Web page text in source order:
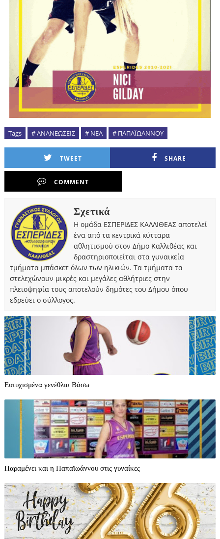
Tags # ΑΝΑΝΕΩΣΕΙΣ # ΝΕΑ # ΠΑΠΑΪΩΑΝΝΟΥ
TWEET SHARE
COMMENT
Σχετικά
Η ομάδα ΕΣΠΕΡΙΔΕΣ ΚΑΛΛΙΘΕΑΣ αποτελεί
ένα από τα κεντρικά κύτταρα
αθλητισμού στον Δήμο Καλλιθέας και
δραστηριοποιείται στα γυναικεία
τμήματα μπάσκετ όλων των ηλικιών. Τα τμήματα τα
στελεχώνουν μικρές και μεγάλες αθλήτριες στην
πλειοψηφία τους αποτελούν δημότες του Δήμου όπου
εδρεύει ο σύλλογος.
Ευτυχισμένα γενέθλια Βάσω
Παραμένει και η Παπαϊωάννου στις γυναίκες